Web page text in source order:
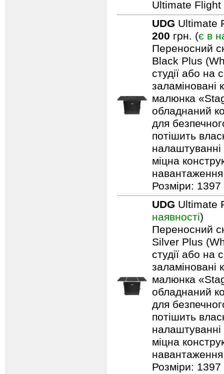
Ultimate
UDG Ultimate
200 грн. (є в
Переносний
Black Plus
студії або на
заламіновані
малюнка
обладнаний
для
потішить
міцна
Розміри:
UDG Ultimate
наявності)
Переносний
Silver Plus
студії або на
заламіновані
малюнка
обладнаний
для
потішить
міцна
Розміри: